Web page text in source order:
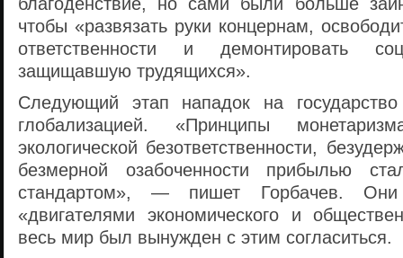
чтобы «развязать руки концернам,
ответственности и демонтировать
защищавшую трудящихся».
Следующий этап нападок на
глобализацией. «Принципы
экологической безответственности,
безмерной озабоченности прибылью
стандартом», — пишет Горбачев.
«двигателями экономического и
весь мир был вынужден с этим согласиться.